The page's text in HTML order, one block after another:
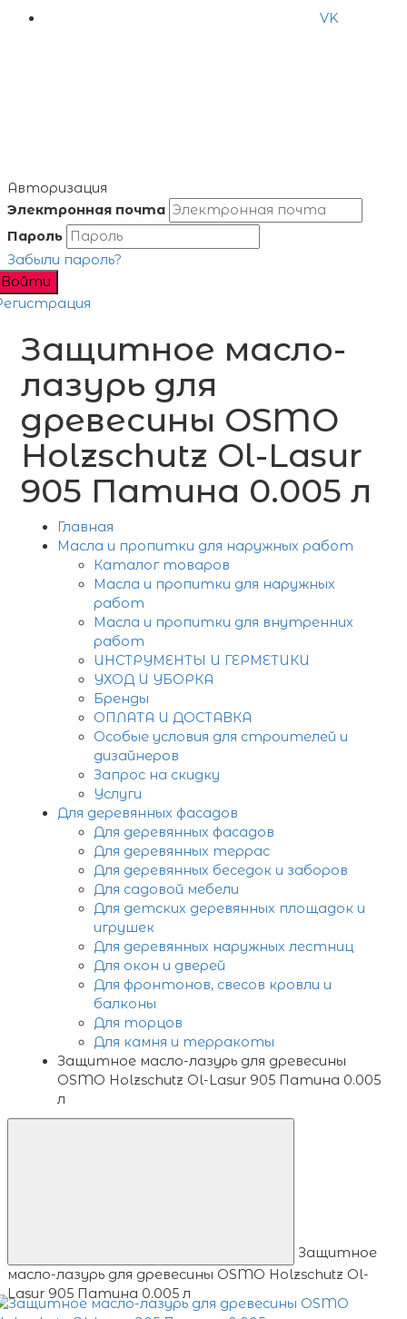
VK
Авторизация
Электронная почта
Пароль
Забыли пароль?
Войти
Защитное масло-
лазурь для
древесины OSMO
Holzschutz Ol-Lasur
905 Патина 0.005 л
Главная
Масла и пропитки для наружных работ
Каталог товаров
Масла и пропитки для наружных
работ
Масла и пропитки для внутренних
работ
ИНСТРУМЕНТЫ И ГЕРМЕТИКИ
УХОД И УБОРКА
Бренды
ОПЛАТА И ДОСТАВКА
Особые условия для строителей и
дизайнеров
Запрос на скидку
Услуги
Для деревянных фасадов
Для деревянных фасадов
Для деревянных террас
Для деревянных беседок и заборов
Для садовой мебели
Для детских деревянных площадок и
игрушек
Для деревянных наружных лестниц
Для окон и дверей
Для фронтонов, свесов кровли и
балконы
Для торцов
Для камня и терракоты
Защитное масло-лазурь для древесины
OSMO Holzschutz Ol-Lasur 905 Патина 0.005
л
Защитное
масло-лазурь для древесины OSMO Holzschutz Ol-
Lasur 905 Патина 0.005 л